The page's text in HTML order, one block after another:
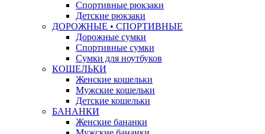
Спортивные рюкзаки
Детские рюкзаки
ДОРОЖНЫЕ • СПОРТИВНЫЕ
Дорожные сумки
Спортивные сумки
Сумки для ноутбуков
КОШЕЛЬКИ
Женские кошельки
Мужские кошельки
Детские кошельки
БАНАНКИ
Женские бананки